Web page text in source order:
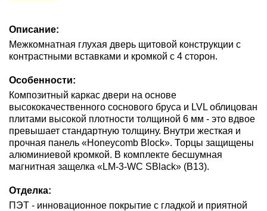
Описание:
Межкомнатная глухая дверь щитовой конструкции с
контрастными вставками и кромкой с 4 сторон.
Особенности:
Композитный каркас двери на основе
высококачественного соснового бруса и LVL облицован
плитами высокой плотности толщиной 6 мм - это вдвое
превышает стандартную толщину. Внутри жесткая и
прочная панель «Honeycomb Block». Торцы защищены
алюминиевой кромкой. В комплекте бесшумная
магнитная защелка «LM-3-WC SBlack» (В13).
Отделка:
ПЭТ - инновационное покрытие c гладкой и приятной